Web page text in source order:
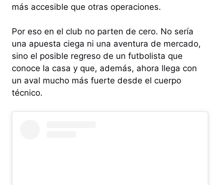
más accesible que otras operaciones.
Por eso en el club no parten de cero. No sería
una apuesta ciega ni una aventura de mercado,
sino el posible regreso de un futbolista que
conoce la casa y que, además, ahora llega con
un aval mucho más fuerte desde el cuerpo
técnico.